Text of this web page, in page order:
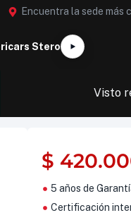
Encuentra la sede más
Stero
Visto
$
5 años de
Certificación